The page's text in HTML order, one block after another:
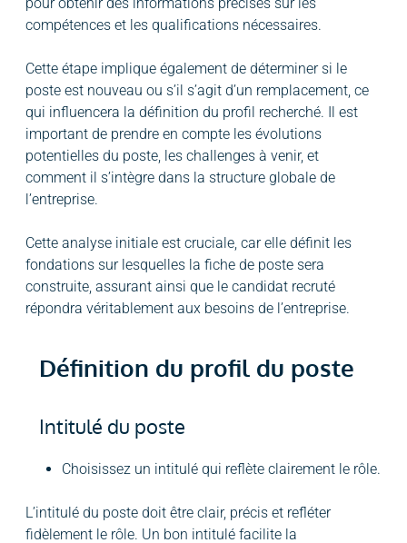
compétences et les qualifications nécessaires.
Cette étape implique également de déterminer si le
poste est nouveau ou s’il s’agit d’un remplacement, ce
qui influencera la définition du profil recherché. Il est
important de prendre en compte les évolutions
potentielles du poste, les challenges à venir, et
comment il s’intègre dans la structure globale de
l’entreprise.
Cette analyse initiale est cruciale, car elle définit les
fondations sur lesquelles la fiche de poste sera
construite, assurant ainsi que le candidat recruté
répondra véritablement aux besoins de l’entreprise.
Définition du profil du poste
Intitulé du poste
Choisissez un intitulé qui reflète clairement le rôle.
L’intitulé du poste doit être clair, précis et refléter
fidèlement le rôle. Un bon intitulé facilite la